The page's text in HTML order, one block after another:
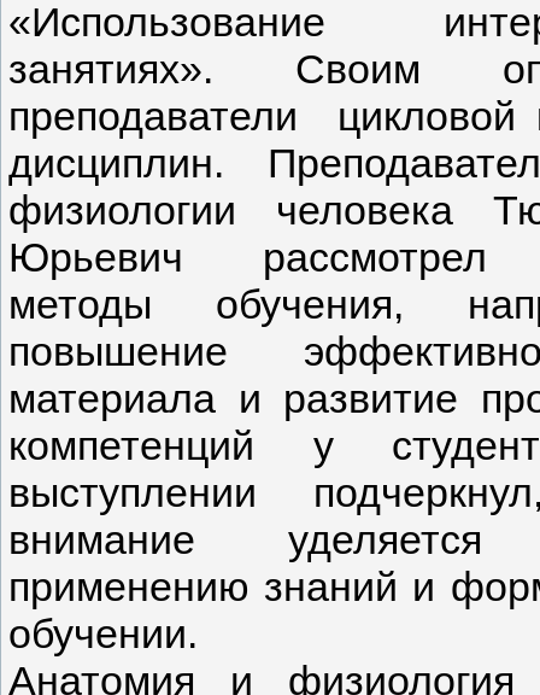
«Использование
занятиях». Своим
преподаватели цикловой
дисциплин.
физиологии человека
Юрьевич рассмотрел
методы обучения,
повышение
материала и развитие
компетенций у
выступлении
внимание уделяется
применению знаний и
обучении.
Анатомия и